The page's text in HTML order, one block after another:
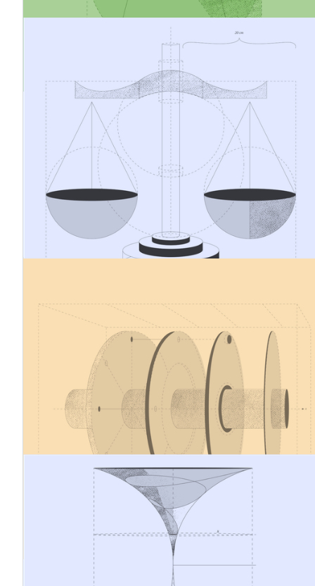
19.3.2026
Kostenmanagement und
Produktpreisgestaltung im Rahmen der
CBAM
Da der CO₂-Grenzausgleichsmechanismus nun in seine
endgültige Phase eintritt, geht es beim CBAM nicht
mehr nur um die Einhaltung gesetzlicher Vorschriften. Es
geht auch um Kostenmanagement, Preisgestaltung und
geschäftliche Vorbereitung. Für viele Unternehmen, die
CBAM-Waren importieren, besteht eine der größten
praktischen Herausforderungen darin, zu verstehen, wie
sich der CBAM auf die Rohstoffkosten auswirken wird
und wie sich diese Kostenauswirkungen in der
Produktpreisgestaltung widerspiegeln sollten.
– Aktualisierungen vom Dezember 2025
Im Dezember 2025 verabschiedete die EU mehrere
Durchführungsbestimmungen für die endgültige
(Verpflichtungs-)Phase des CO2-Grenzausgleichssystems
(CBAM) sowie einen Vorschlag zur künftigen Ausweitung
des Anwendungsbereichs des CBAM. Mehrere wichtige
Bestimmungen dieses umfangreichen Regelwerks (ca.
5.000 Seiten) gelten ab dem 1. Januar 2026 in allen EU-
Mitgliedstaaten.
12.1.2026
Ein konzeptioneller und systemischer
Sprung vom traditionellen
Risikomanagement zur strategischen
Nachhaltigkeitsführung
Das Geschäftsumfeld unterliegt einem ständigen
Wandel. Geopolitische Spannungen, klimatische